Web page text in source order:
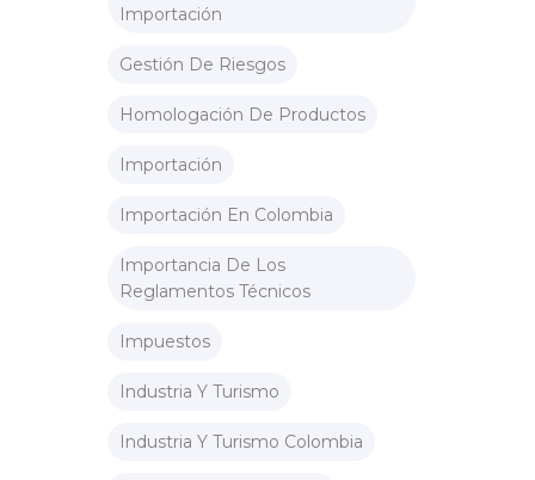
Importación
Gestión De Riesgos
Homologación De Productos
Importación
Importación En Colombia
Importancia De Los
Reglamentos Técnicos
Impuestos
Industria Y Turismo
Industria Y Turismo Colombia